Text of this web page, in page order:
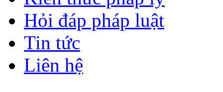
Hỏi đáp pháp luật
Tin tức
Liên hệ